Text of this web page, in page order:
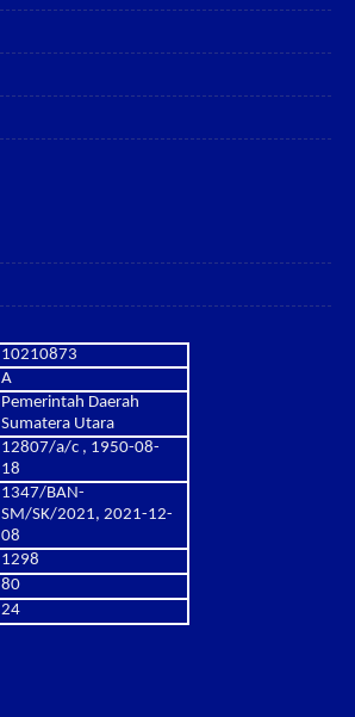
10210873
A
Pemerintah Daerah
Sumatera Utara
12807/a/c , 1950-08-
18
1347/BAN-
SM/SK/2021, 2021-12-
08
1298
80
24